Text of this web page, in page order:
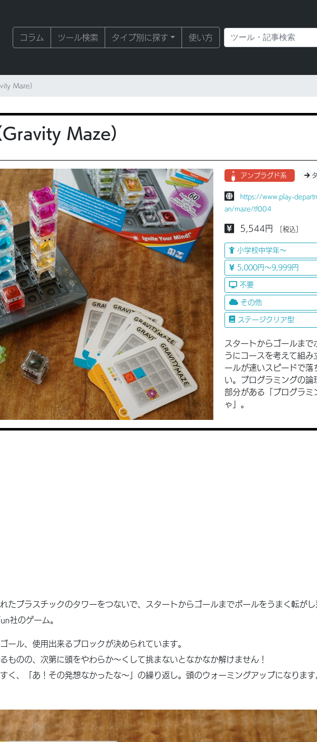
コラム ツール検索 タイプ別に探す 使い方
Maze）
Maze）
アンプラグド系
https://www.play-
an/maze/tf004
5,544円 ［税込］
小学校中学年〜
5,000円〜9,999円
不要
その他
ステージクリア型
スタートからゴールまで
うにコースを考えて組み
ールが速いスピードで落
い。プログラミングの論
部分がある「プログラミ
ゃ」。
たプラスチックのタワーをつないで、スタートからゴールまでボールをうまく転がし
社のゲーム。
ール、使用出来るブロックが決められています。
ものの、次第に頭をやわらか〜くして挑まないとなかなか解けません！
く、「あ！その発想なかったな〜」の繰り返し。頭のウォーミングアップになります